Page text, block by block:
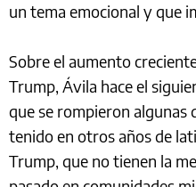
un tema emocional y que
Sobre el aumento
Trump, Ávila hace el
que se rompieron algunas
tenido en otros años de
Trump, que no tienen la